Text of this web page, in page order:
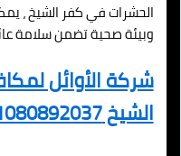
الحشرات في كفر الشيخ ،
وبيئة صحية تضمن سلامة
شركة الأوائل
الشيخ 01080892037